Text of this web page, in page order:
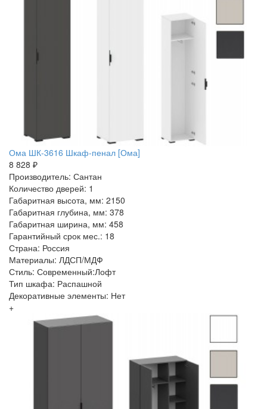
Ома ШК-3616 Шкаф-пенал [Ома]
8 828 ₽
Производитель: Сантан
Количество дверей: 1
Габаритная высота, мм: 2150
Габаритная глубина, мм: 378
Габаритная ширина, мм: 458
Гарантийный срок мес.: 18
Страна: Россия
Материалы: ЛДСП/МДФ
Стиль: Современный:Лофт
Тип шкафа: Распашной
Декоративные элементы: Нет
+